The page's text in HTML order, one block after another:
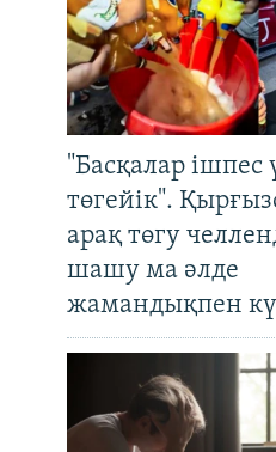
"Басқалар ішпес
төгейік".
арақ төгу
шашу ма әлде
жамандықпен